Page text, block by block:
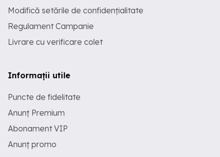
Modifică setările de confidențialitate
Regulament Campanie
Livrare cu verificare colet
Informații utile
Puncte de fidelitate
Anunț Premium
Abonament VIP
Anunț promo